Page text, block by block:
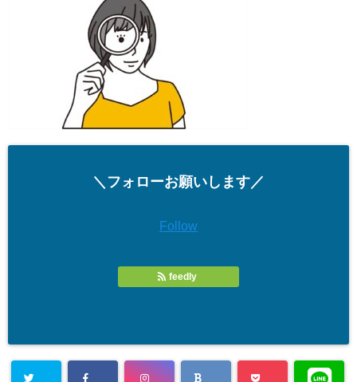
＼フォローお願いします／
Follow
feedly